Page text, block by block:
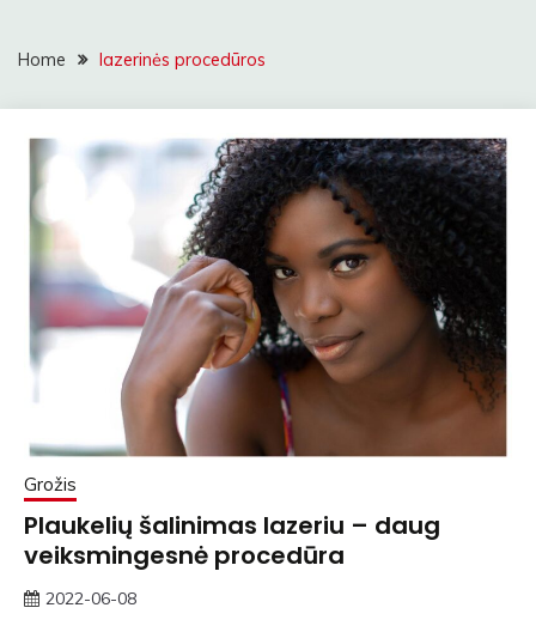
Home lazerinės procedūros
Grožis
Plaukelių šalinimas lazeriu – daug
veiksmingesnė procedūra
2022-06-08